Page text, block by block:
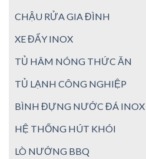
CHẬU RỬA GIA ĐÌNH
XE ĐẨY INOX
TỦ HÂM NÓNG THỨC ĂN
TỦ LẠNH CÔNG NGHIỆP
BÌNH ĐỰNG NƯỚC ĐÁ INOX
HỆ THỐNG HÚT KHÓI
LÒ NƯỚNG BBQ